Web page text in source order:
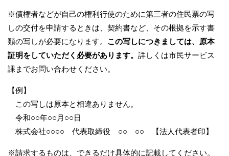
※債権者などが自己の権利行使のために第三者の住民票の写
しの交付を申請するときは、契約書など、その根拠を示す書
類の写しが必要になります。 この写しにつきましては、原本
証明をしていただく必要があります。 詳しくは市民サービス
課までお問い合わせください。
【例】
この写しは原本と相違ありません。
令和○○年○○月○○日
株式会社○○○○ 代表取締役 ○○ ○○ 【法人代表者印】
※請求するものは、できるだけ具体的に記載してください。